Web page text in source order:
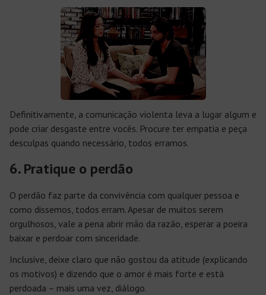
Definitivamente, a comunicação violenta leva a lugar algum e
pode criar desgaste entre vocês. Procure ter empatia e peça
desculpas quando necessário, todos erramos.
6. Pratique o perdão
O perdão faz parte da convivência com qualquer pessoa e
como dissemos, todos erram. Apesar de muitos serem
orgulhosos, vale a pena abrir mão da razão, esperar a poeira
baixar e perdoar com sinceridade.
Inclusive, deixe claro que não gostou da atitude (explicando
os motivos) e dizendo que o amor é mais forte e está
perdoada – mais uma vez, diálogo.